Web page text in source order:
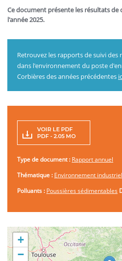
Ce document présente les résultats de
l'année 2025.
Retrouvez les rapports de suivi des
dans l'environnement du poste
Corbières des années précédentes
VOIR LE PDF
PDF - 2.05 MO
Type de document : Rapport annuel
Thématique : Environnement industriel
Polluants : Poussières sédimentables
+
−